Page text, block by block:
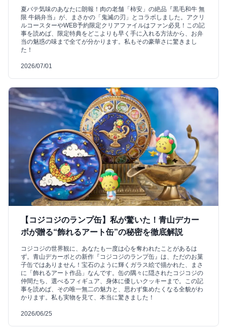
夏バテ気味のあなたに朗報！肉の老舗「柿安」の絶品『黒毛和牛 無
限 牛鍋弁当』が、まさかの「鬼滅の刃」とコラボしました。アクリ
ルコースターやWEB予約限定クリアファイルはファン必見！この記
事を読めば、限定特典をどこよりも早く手に入れる方法から、お弁
当の魅惑の味まで全てが分かります。私もその豪華さに驚きまし
た！
2026/07/01
【コジコジのランプ缶】私が驚いた！青山デカー
ボが贈る“飾れるアート缶”の秘密を徹底解説
コジコジの世界観に、あなたも一度は心を奪われたことがあるは
ず。青山デカーボとの新作『コジコジのランプ缶』は、ただのお菓
子缶ではありません！宝石のように輝くガラス絵で描かれた、まさ
に「飾れるアート作品」なんです。缶の隅々に隠されたコジコジの
仲間たち、選べるフィギュア、身体に優しいクッキーまで。この記
事を読めば、その唯一無二の魅力と、思わず集めたくなる全貌がわ
かります。私も実物を見て、本当に驚きました！
2026/06/25